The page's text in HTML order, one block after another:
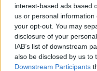
interest-based ads based
us or personal
your opt-out. You may
disclosure of your
IAB’s list of downstream
also be disclosed by us to
Downstream Participants
Εξωτερικών Αντρίι
κλήθηκε στο
Ισραήλεπειδή το
στο έδαφός του
ρωσική κατοχή